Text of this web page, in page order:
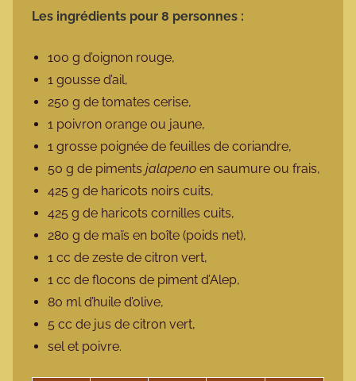
Les ingrédients pour 8 personnes :
100 g d’oignon rouge,
1 gousse d’ail,
250 g de tomates cerise,
1 poivron orange ou jaune,
1 grosse poignée de feuilles de coriandre,
50 g de piments jalapeno en saumure ou frais,
425 g de haricots noirs cuits,
425 g de haricots cornilles cuits,
280 g de maïs en boîte (poids net),
1 cc de zeste de citron vert,
1 cc de flocons de piment d’Alep,
80 ml d’huile d’olive,
5 cc de jus de citron vert,
sel et poivre.